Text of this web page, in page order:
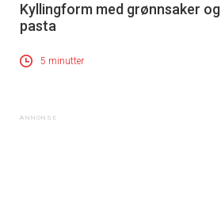
Kyllingform med grønnsaker og
pasta
5 minutter